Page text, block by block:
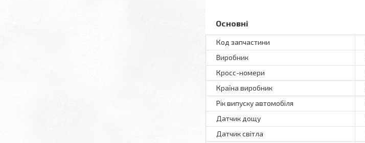
Основні
Код запчастини
Виробник
Кросс-номери
Країна виробник
Рік випуску автомобіля
Датчик дощу
Датчик світла